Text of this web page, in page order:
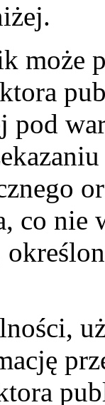
może
pod
co nie